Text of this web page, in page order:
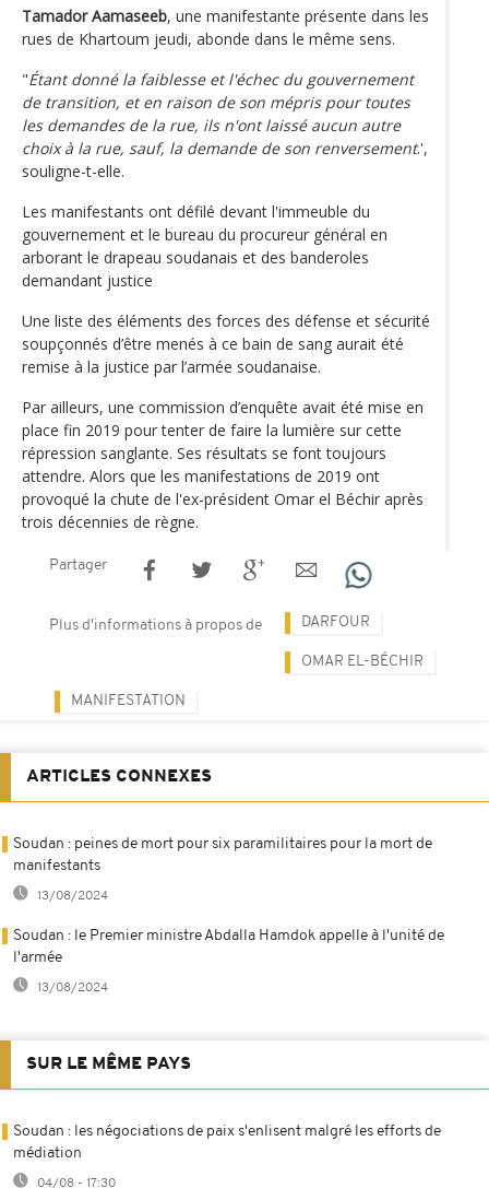
Tamador Aamaseeb, une manifestante présente dans les
rues de Khartoum jeudi, abonde dans le même sens.
"Étant donné la faiblesse et l'échec du gouvernement
de transition, et en raison de son mépris pour toutes
les demandes de la rue, ils n'ont laissé aucun autre
choix à la rue, sauf, la demande de son renversement.',
souligne-t-elle.
Les manifestants ont défilé devant l'immeuble du
gouvernement et le bureau du procureur général en
arborant le drapeau soudanais et des banderoles
demandant justice
Une liste des éléments des forces des défense et sécurité
soupçonnés d’être menés à ce bain de sang aurait été
remise à la justice par l’armée soudanaise.
Par ailleurs, une commission d’enquête avait été mise en
place fin 2019 pour tenter de faire la lumière sur cette
répression sanglante. Ses résultats se font toujours
attendre. Alors que les manifestations de 2019 ont
provoqué la chute de l'ex-président Omar el Béchir après
trois décennies de règne.
Partager
Plus d'informations à propos de DARFOUR
OMAR EL-BÉCHIR
MANIFESTATION
ARTICLES CONNEXES
Soudan : peines de mort pour six paramilitaires pour la mort de
manifestants
13/08/2024
Soudan : le Premier ministre Abdalla Hamdok appelle à l'unité de
l'armée
13/08/2024
SUR LE MÊME PAYS
Soudan : les négociations de paix s'enlisent malgré les efforts de
médiation
04/08 - 17:30